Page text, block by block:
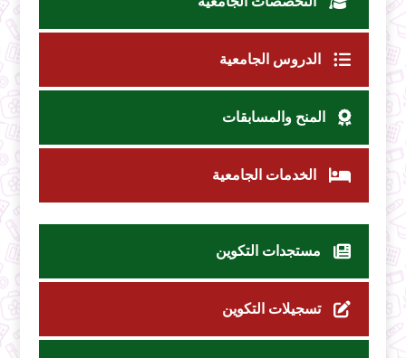
الدروس الجامعية
المنح والمسابقات
الخدمات الجامعية
مستجدات التكوين
تسجيلات التكوين